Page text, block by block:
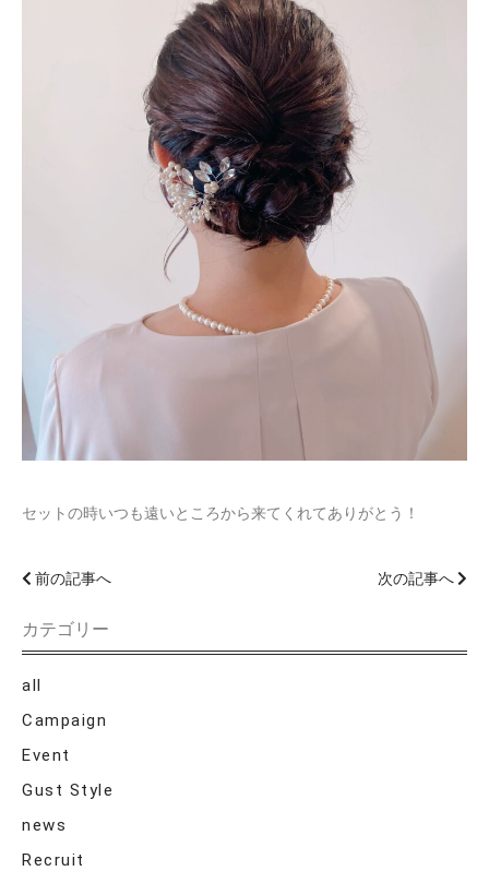
セットの時いつも遠いところから来てくれてありがとう！
前の記事へ 次の記事へ
カテゴリー
all
Campaign
Event
Gust Style
news
Recruit